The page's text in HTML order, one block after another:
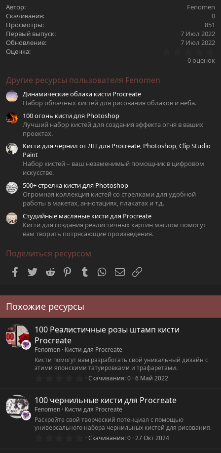
Автор
Fenomen
Скачивания
0
Просмотры
851
Первый выпуск
7 Июл 2022
Обновление
7 Июл 2022
Оценка
0
0 оценок
Другие ресурсы пользователя Fenomen
Динамические облака кисти Procreate
Набор облачных кистей для рисования облаков и неба.
100 огонь кисти для Photoshop
Лучший набор кистей для создания эффекта огня в ваших
проектах.
Кисти для чернил от ЛП для Procreate, Photoshop, Clip Studio
Paint
Набор кистей – ваш незаменимый помощник в цифровом
искусстве.
500+ стрелка кисти для Photoshop
Огромная коллекция кистей со стрелками для удобной
работы в макетах, аннотациях, плакатах и т.д.
Студийные масляные кисти для Procreate
Кисти для создания реалистичных картин маслом помогут
вам творить потрясающие произведения.
Поделиться ресурсом
Facebook
Twitter Reddit PinterestTumblrWhatsAppЭлектронная почта
Похожие ресурсы
100 Реалистичные розы штамп кисти
Procreate
Fenomen Кисти для Procreate
Кисти помогут вам разработать свой уникальный дизайн с
этими японскими татуировками и трафаретами.
0
0
з
в
ё
з
Скачивания 0 6 Май 2022
100 чернильные кисти для Procreate
Fenomen Кисти для Procreate
Раскройте свой творческий потенциал с помощью
универсального набора чернильных кистей для рисования.
0Скачивания 0 27 Окт 2024